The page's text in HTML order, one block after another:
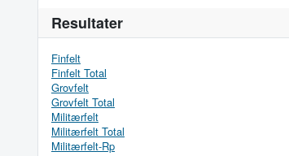
Resultater
Finfelt
Finfelt Total
Grovfelt
Grovfelt Total
Militærfelt
Militærfelt Total
Militærfelt-Rp